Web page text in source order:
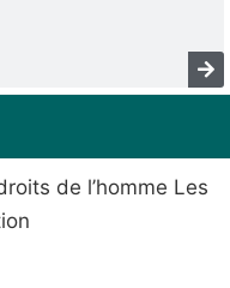
de l’homme Les